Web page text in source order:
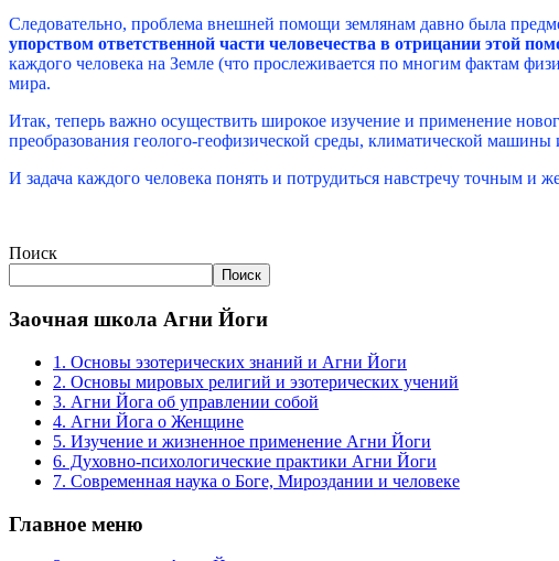
Следовательно, проблема внешней помощи землянам давно была
упорством ответственной части человечества в отрицании этой
каждого человека на Земле (что прослеживается по многим фактам
мира.
Итак, теперь важно осуществить широкое изучение и применение
преобразования геолого-геофизической среды, климатической
И задача каждого человека понять и потрудиться навстречу точным
Поиск
Поиск
Заочная школа Агни Йоги
1. Основы эзотерических знаний и Агни Йоги
2. Основы мировых религий и эзотерических учений
3. Агни Йога об управлении собой
4. Агни Йога о Женщине
5. Изучение и жизненное применение Агни Йоги
6. Духовно-психологические практики Агни Йоги
7. Современная наука о Боге, Мироздании и человеке
Главное меню